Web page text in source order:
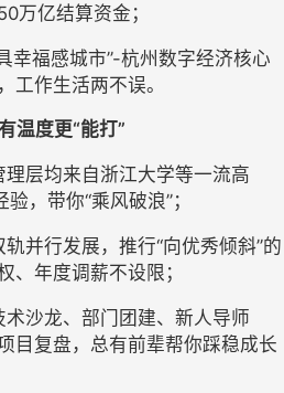
万亿结算资金 ；
幸福感城市”-杭州 数字经济核心
工作生活两不误。
温度更“能打”
理层均来自浙江大学等一流高
验，带你“乘风破浪”；
轨并行发展，推行“向优秀倾斜”的
、年度调薪不设限 ；
沙龙、部门团建、新人导师
目复盘，总有前辈帮你踩稳成长